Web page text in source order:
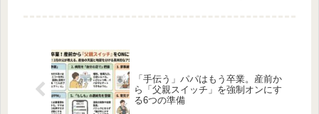
「手伝う」パパはもう卒業。産前か
ら「父親スイッチ」を強制オンにす
る6つの準備